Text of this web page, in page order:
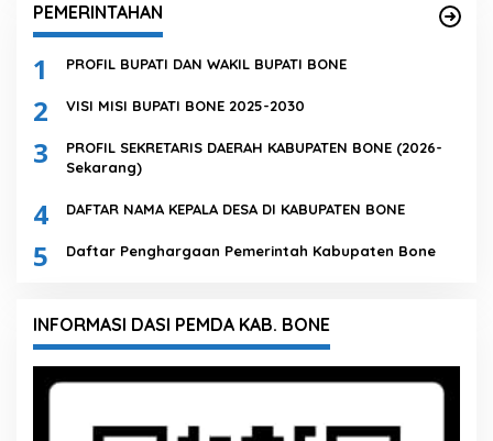
PEMERINTAHAN
1 PROFIL BUPATI DAN WAKIL BUPATI BONE
2 VISI MISI BUPATI BONE 2025-2030
3
PROFIL SEKRETARIS DAERAH KABUPATEN BONE (2026-
Sekarang)
4 DAFTAR NAMA KEPALA DESA DI KABUPATEN BONE
5 Daftar Penghargaan Pemerintah Kabupaten Bone
INFORMASI DASI PEMDA KAB. BONE